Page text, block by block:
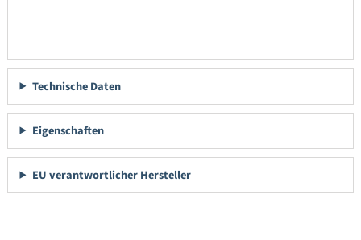
Technische Daten
Eigenschaften
EU verantwortlicher Hersteller